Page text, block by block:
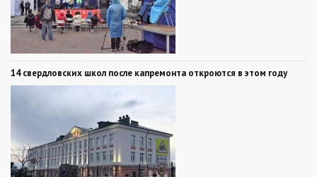
14 свердловских школ после капремонта откроются в этом году